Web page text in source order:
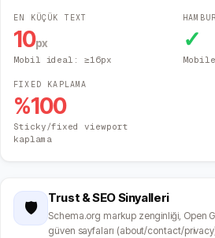
EN KÜÇÜK TEXT
10px
Mobil ideal: ≥16px
✓
FIXED KAPLAMA
%100
Sticky/fixed viewport
kaplama
🛡️
Trust & SEO Sinyalleri
Schema.org markup zenginliği, Open
güven sayfaları (about/contact/